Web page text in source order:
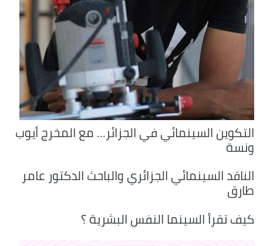
التكوين السينمائي في الجزائر... مع المخرج أيوب
ونسة
الناقد السينمائي الجزائري والباحث الدكتور عامر
طارق
كيف تقرأ السينما النفس البشرية ؟